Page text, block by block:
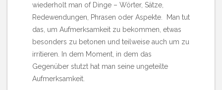
wiederholt man of Dinge – Wörter, Sätze,
Redewendungen, Phrasen oder Aspekte. Man tut
das, um Aufmerksamkeit zu bekommen, etwas
besonders zu betonen und teilweise auch um zu
irritieren. In dem Moment, in dem das
Gegenüber stutzt hat man seine ungeteilte
Aufmerksamkeit.